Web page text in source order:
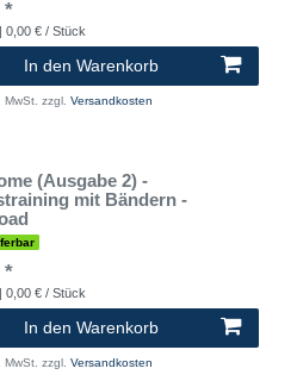
*
| 0,00 € / Stück
In den Warenkorb
zzgl. Versandkosten
(Ausgabe 2) -
mit Bändern -
*
| 0,00 € / Stück
In den Warenkorb
zzgl. Versandkosten